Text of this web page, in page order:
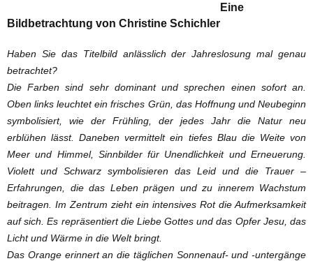
Eine
Bildbetrachtung von Christine Schichler
Haben Sie das Titelbild anlässlich der Jahreslosung mal genau
betrachtet?
Die Farben sind sehr dominant und sprechen einen sofort an.
Oben links leuchtet ein frisches Grün, das Hoffnung und Neubeginn
symbolisiert, wie der Frühling, der jedes Jahr die Natur neu
erblühen lässt. Daneben vermittelt ein tiefes Blau die Weite von
Meer und Himmel, Sinnbilder für Unendlichkeit und Erneuerung.
Violett und Schwarz symbolisieren das Leid und die Trauer –
Erfahrungen, die das Leben prägen und zu innerem Wachstum
beitragen. Im Zentrum zieht ein intensives Rot die Aufmerksamkeit
auf sich. Es repräsentiert die Liebe Gottes und das Opfer Jesu, das
Licht und Wärme in die Welt bringt.
Das Orange erinnert an die täglichen Sonnenauf- und -untergänge